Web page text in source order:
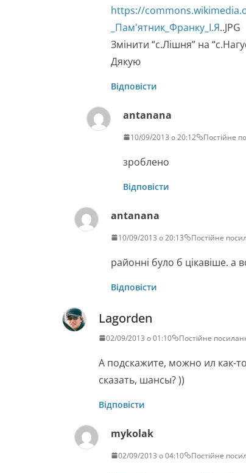
https://
_Пам'ятник_Франку_І.Я..JPG
Змінити “с.Лішня” на
Дякую
Відповісти
antanana
10/09/2013 о 20:12 Постійне
зроблено
Відповісти
antanana
10/09/2013 о 20:13 Постійне
районні було б цікавіше. а
Відповісти
Lagorden
02/09/2013 о 01:10 Постійне
А подскажите, можно ил как-
сказать, шансы? ))
Відповісти
mykolak
02/09/2013 о 04:10 Постійне